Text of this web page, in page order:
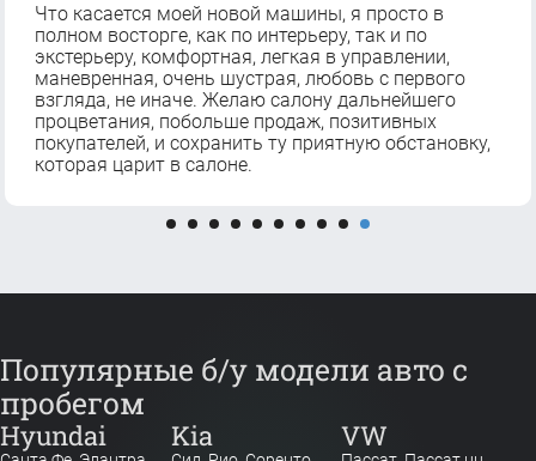
Что касается моей новой машины, я просто в
полном восторге, как по интерьеру, так и по
экстерьеру, комфортная, легкая в управлении,
маневренная, очень шустрая, любовь с первого
взгляда, не иначе. Желаю салону дальнейшего
процветания, побольше продаж, позитивных
покупателей, и сохранить ту приятную обстановку,
которая царит в салоне.
Популярные б/у модели авто с
пробегом
Hyundai Kia VW